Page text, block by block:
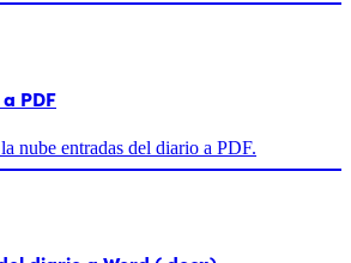
PDF
nube entradas del diario a PDF.